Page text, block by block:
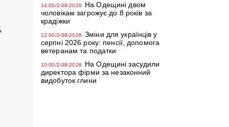
14:00/2-08-2026
На Одещині двом
чоловікам загрожує до 8 років за
крадіжки
12:00/2-08-2026
Зміни для українців у
серпні 2026 року: пенсії, допомога
ветеранам та податки
10:00/2-08-2026
На Одещині засудили
директора фірми за незаконний
видобуток глини